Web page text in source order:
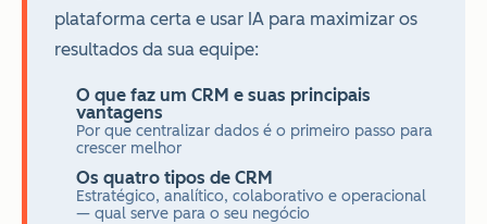
plataforma certa e usar IA para maximizar os
resultados da sua equipe:
O que faz um CRM e suas principais
vantagens
Por que centralizar dados é o primeiro passo para
crescer melhor
Os quatro tipos de CRM
Estratégico, analítico, colaborativo e operacional
— qual serve para o seu negócio